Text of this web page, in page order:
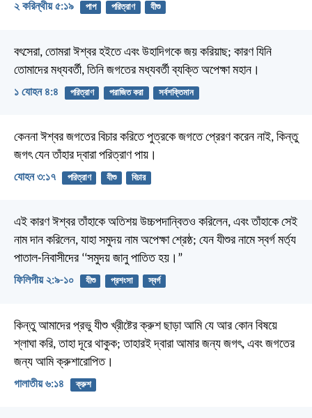
২ করিন্থীয় ৫:১৯ পাপ পরিত্রাণ যীশু
বৎসেরা, তোমরা ঈশ্বর হইতে এবং উহাদিগকে জয় করিয়াছ; কারণ যিনি
তোমাদের মধ্যবর্তী, তিনি জগতের মধ্যবর্তী ব্যক্তি অপেক্ষা মহান।
১ যোহন ৪:৪ পরিত্রাণ পরাজিত করা সর্বশক্তিমান
কেননা ঈশ্বর জগতের বিচার করিতে পুত্রকে জগতে প্রেরণ করেন নাই, কিন্তু
জগৎ যেন তাঁহার দ্বারা পরিত্রাণ পায়।
যোহন ৩:১৭ পরিত্রাণ যীশু বিচার
এই কারণ ঈশ্বর তাঁহাকে অতিশয় উচ্চপদান্বিতও করিলেন, এবং তাঁহাকে সেই
নাম দান করিলেন, যাহা সমুদয় নাম অপেক্ষা শ্রেষ্ঠ; যেন যীশুর নামে স্বর্গ মর্ত্য
পাতাল-নিবাসীদের ‘‘সমুদয় জানু পাতিত হয়।”
ফিলিপীয় ২:৯-১০ যীশু প্রশংসা স্বর্গ
কিন্তু আমাদের প্রভু যীশু খ্রীষ্টের ক্রুশ ছাড়া আমি যে আর কোন বিষয়ে
শ্লাঘা করি, তাহা দূরে থাকুক; তাহারই দ্বারা আমার জন্য জগৎ, এবং জগতের
জন্য আমি ক্রুশারোপিত।
গালাতীয় ৬:১৪ ক্রুশ